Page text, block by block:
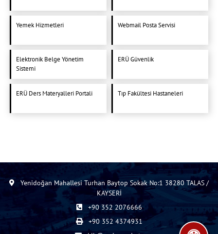
Yemek Hizmetleri Webmail Posta Servisi
Elektronik Belge Yönetim
Sistemi
ERÜ Güvenlik
ERÜ Ders Materyalleri Portali Tıp Fakültesi Hastaneleri
Yenidoğan Mahallesi Turhan Baytop Sokak No:1 38280 TALAS /
KAYSERİ
+90 352 2076666
+90 352 4374931